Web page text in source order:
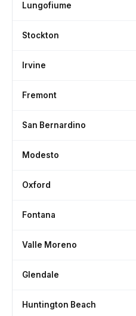
Lungofiume
Stockton
Irvine
Fremont
San Bernardino
Modesto
Oxford
Fontana
Valle Moreno
Glendale
Huntington Beach